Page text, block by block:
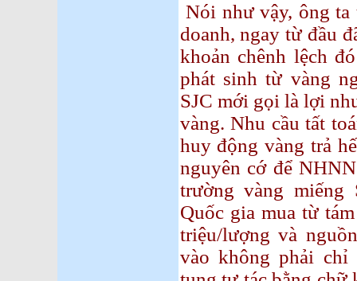
Nói như vậy, ông
doanh, ngay từ đầu
khoản chênh lệch
phát sinh từ vàng
SJC mới gọi là lợi
vàng. Nhu cầu tất
huy động vàng trả
nguyên cớ để
trường vàng
Quốc gia mua từ
triệu/lượng và
vào không phải